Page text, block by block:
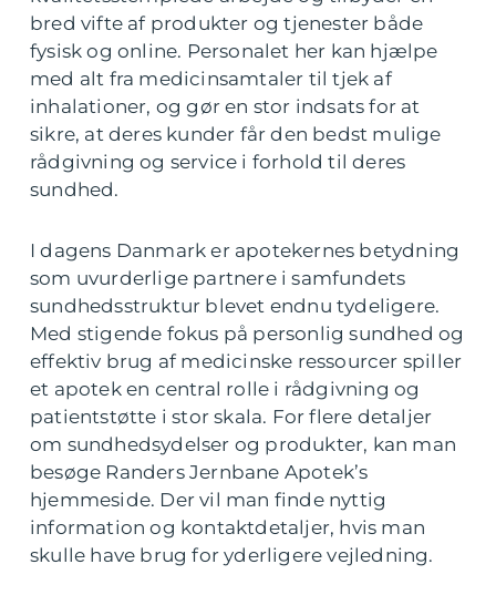
bred vifte af produkter og tjenester både
fysisk og online. Personalet her kan hjælpe
med alt fra medicinsamtaler til tjek af
inhalationer, og gør en stor indsats for at
sikre, at deres kunder får den bedst mulige
rådgivning og service i forhold til deres
sundhed.
I dagens Danmark er apotekernes betydning
som uvurderlige partnere i samfundets
sundhedsstruktur blevet endnu tydeligere.
Med stigende fokus på personlig sundhed og
effektiv brug af medicinske ressourcer spiller
et apotek en central rolle i rådgivning og
patientstøtte i stor skala. For flere detaljer
om sundhedsydelser og produkter, kan man
besøge Randers Jernbane Apotek’s
hjemmeside. Der vil man finde nyttig
information og kontaktdetaljer, hvis man
skulle have brug for yderligere vejledning.